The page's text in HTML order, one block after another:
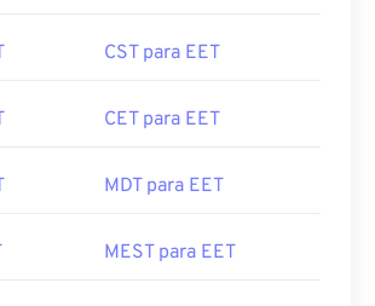
CST para EET
CET para EET
MDT para EET
MEST para EET